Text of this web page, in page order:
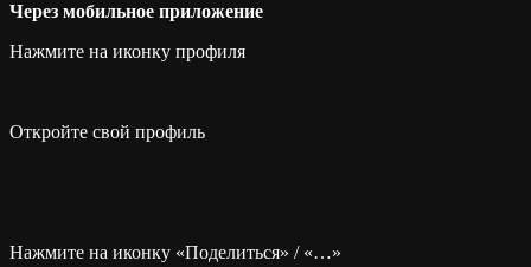
Через мобильное приложение
Нажмите на иконку профиля
Откройте свой профиль
Нажмите на иконку «Поделиться» / «…»